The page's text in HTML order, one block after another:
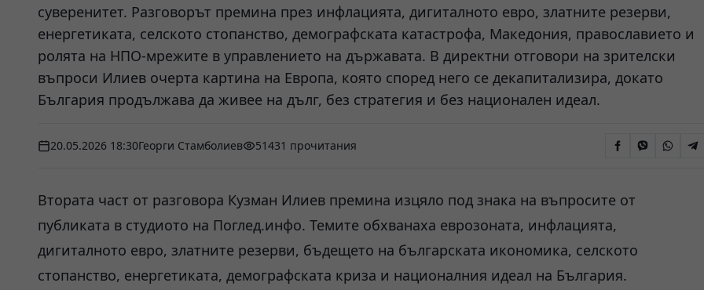
суверенитет. Разговорът премина през инфлацията, дигиталното евро, златните резерви,
енергетиката, селското стопанство, демографската катастрофа, Македония, православието и
ролята на НПО-мрежите в управлението на държавата. В директни отговори на зрителски
въпроси Илиев очерта картина на Европа, която според него се декапитализира, докато
България продължава да живее на дълг, без стратегия и без национален идеал.
20.05.2026 18:30Георги Стамболиев 51431 прочитания
Втората част от разговора Кузман Илиев премина изцяло под знака на въпросите от
публиката в студиото на Поглед.инфо. Темите обхванаха еврозоната, инфлацията,
дигиталното евро, златните резерви, бъдещето на българската икономика, селското
стопанство, енергетиката, демографската криза и националния идеал на България.